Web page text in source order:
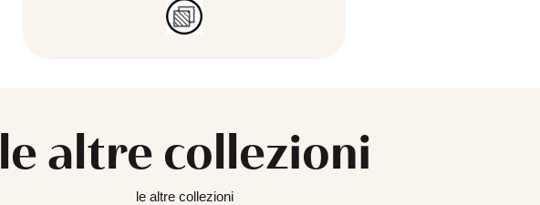
le altre collezioni
le altre collezioni